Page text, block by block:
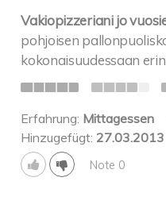
Vakiopizzeriani jo
pohjoisen
kokonaisuudessaan
Erfahrung: Mittagessen
Hinzugefügt: 27.03.2013
Note 0